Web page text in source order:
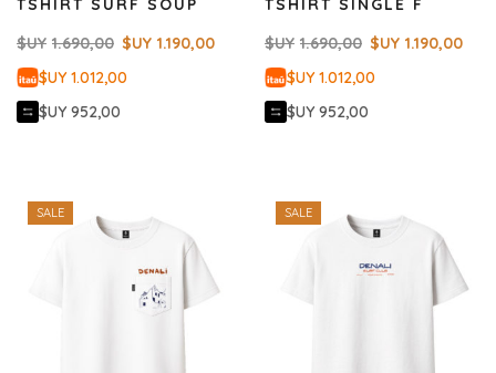
$UY 1.690,00 $UY 1.190,00
$UY 1.012,00
$UY 952,00
$UY 1.690,00 $UY 1.190,00
$UY 1.012,00
$UY 952,00
SALE SALE